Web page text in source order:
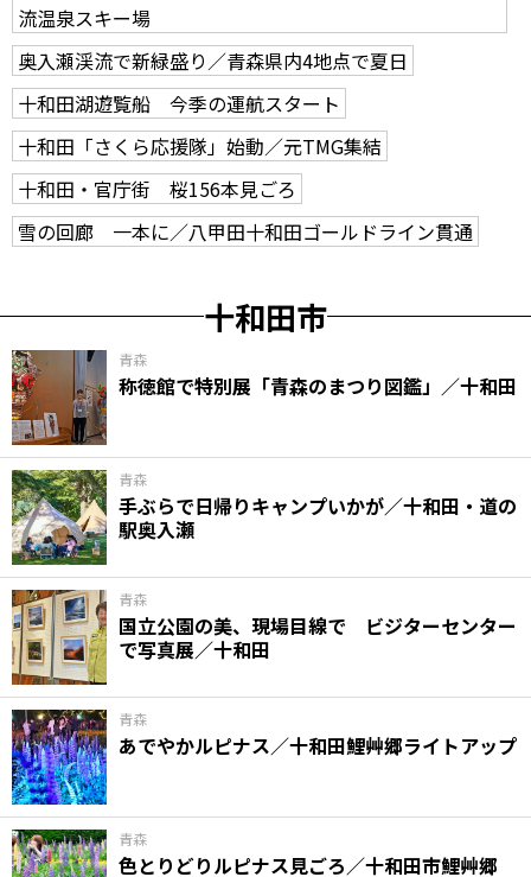
流温泉スキー場
奥入瀬渓流で新緑盛り／青森県内4地点で夏日
十和田湖遊覧船 今季の運航スタート
十和田「さくら応援隊」始動／元TMG集結
十和田・官庁街 桜156本見ごろ
雪の回廊 一本に／八甲田十和田ゴールドライン貫通
十和田市
青森
称徳館で特別展「青森のまつり図鑑」／十和田
青森
手ぶらで日帰りキャンプいかが／十和田・道の
駅奥入瀬
青森
国立公園の美、現場目線で ビジターセンター
で写真展／十和田
青森
あでやかルピナス／十和田鯉艸郷ライトアップ
青森
色とりどりルピナス見ごろ／十和田市鯉艸郷